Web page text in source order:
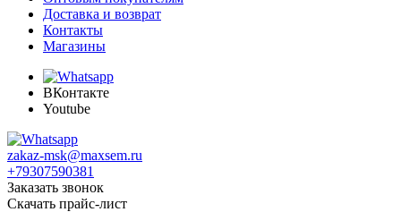
Доставка и возврат
Контакты
Магазины
ВКонтакте
Youtube
zakaz-msk@maxsem.ru
+79307590381
Заказать звонок
Скачать прайс-лист